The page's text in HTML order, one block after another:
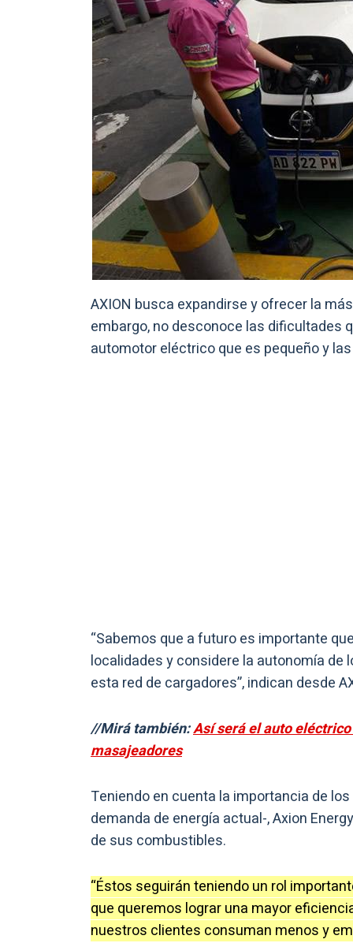
AXION busca expandirse y ofrecer la
embargo, no desconoce las dificultades
automotor eléctrico que es pequeño y
“Sabemos que a futuro es importante
localidades y considere la autonomía de
esta red de cargadores”, indican desde
//Mirá también:Así será el auto
masajeadores
Teniendo en cuenta la importancia de
demanda de energía actual-, Axion
de sus combustibles.
“Éstos seguirán teniendo un rol
que queremos lograr una mayor
nuestros clientes consuman menos y